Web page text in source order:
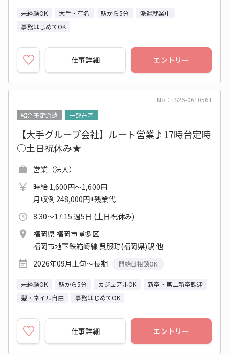
未経験OK 大手・有名 駅から5分
派遣就業中
事務はじめてOK
仕事詳細 エントリー
No：TS26-0610561
紹介予定派遣
一部在宅
【大手グループ会社】ルート営業♪17時台定時
○土日祝休み★
営業（法人）
時給 1,600円～1,600円
月収例 248,000円+残業代
8:30～17:15 週5日 (土日祝休み)
福岡県 福岡市博多区
福岡市地下鉄箱崎線 呉服町(福岡県)駅 他
2026年09月上旬～長期
開始日相談OK
未経験OK 駅から5分 カジュアルOK
新卒・第二新卒歓迎
髪・ネイル自由
事務はじめてOK
仕事詳細 エントリー